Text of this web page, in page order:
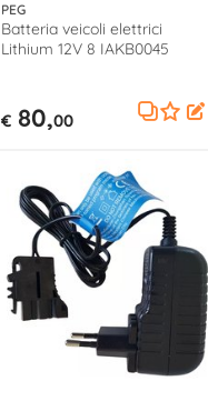
PEG
Batteria veicoli elettrici
Lithium 12V 8 IAKB0045
€80,00